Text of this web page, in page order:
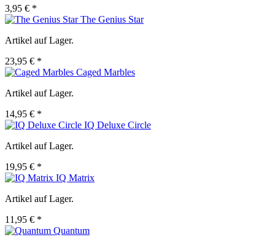
3,95 € *
The Genius Star
Artikel auf Lager.
23,95 € *
Caged Marbles
Artikel auf Lager.
14,95 € *
IQ Deluxe Circle
Artikel auf Lager.
19,95 € *
IQ Matrix
Artikel auf Lager.
11,95 € *
Quantum